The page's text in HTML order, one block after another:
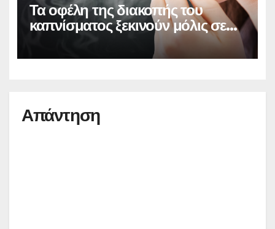
Τα οφέλη της διακοπής του
καπνίσματος ξεκινούν μόλις σε
20 λεπτά
Απάντηση